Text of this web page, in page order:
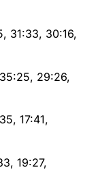
31:33, 30:16,
29:26,
17:41,
19:27,